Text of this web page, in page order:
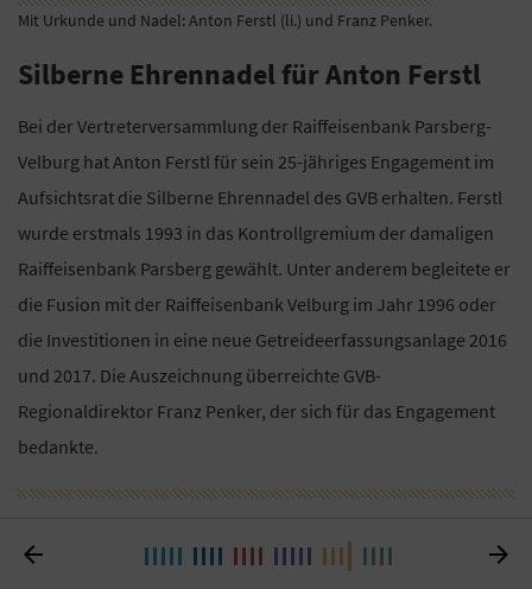
Mit Urkunde und Nadel: Anton Ferstl (li.) und Franz Penker.
Silberne Ehrennadel für Anton Ferstl
Bei der Vertreterversammlung der Raiffeisenbank Parsberg-
Velburg hat Anton Ferstl für sein 25-jähriges Engagement im
Aufsichtsrat die Silberne Ehrennadel des GVB erhalten. Ferstl
wurde erstmals 1993 in das Kontrollgremium der damaligen
Raiffeisenbank Parsberg gewählt. Unter anderem begleitete er
die Fusion mit der Raiffeisenbank Velburg im Jahr 1996 oder
die Investitionen in eine neue Getreideerfassungsanlage 2016
und 2017. Die Auszeichnung überreichte GVB-
Regionaldirektor Franz Penker, der sich für das Engagement
bedankte.
 